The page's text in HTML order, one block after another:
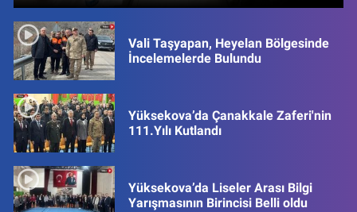
Vali Taşyapan, Heyelan Bölgesinde
İncelemelerde Bulundu
Yüksekova’da Çanakkale Zaferi'nin
111.Yılı Kutlandı
Yüksekova’da Liseler Arası Bilgi
Yarışmasının Birincisi Belli oldu